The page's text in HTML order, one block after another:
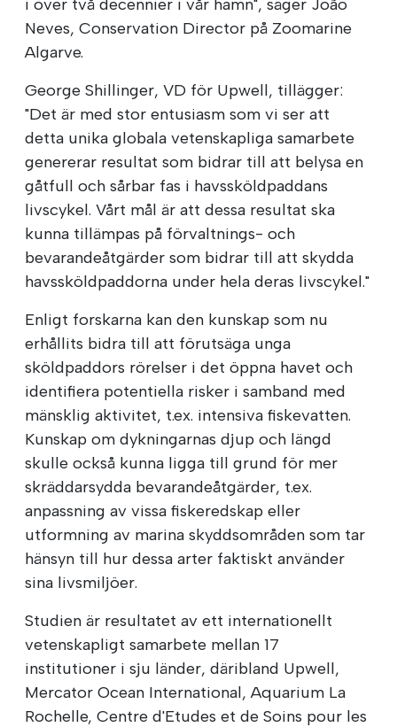
i över två decennier i vår hamn", säger João
Neves, Conservation Director på Zoomarine
Algarve.
George Shillinger, VD för Upwell, tillägger:
"Det är med stor entusiasm som vi ser att
detta unika globala vetenskapliga samarbete
genererar resultat som bidrar till att belysa en
gåtfull och sårbar fas i havssköldpaddans
livscykel. Vårt mål är att dessa resultat ska
kunna tillämpas på förvaltnings- och
bevarandeåtgärder som bidrar till att skydda
havssköldpaddorna under hela deras livscykel."
Enligt forskarna kan den kunskap som nu
erhållits bidra till att förutsäga unga
sköldpaddors rörelser i det öppna havet och
identifiera potentiella risker i samband med
mänsklig aktivitet, t.ex. intensiva fiskevatten.
Kunskap om dykningarnas djup och längd
skulle också kunna ligga till grund för mer
skräddarsydda bevarandeåtgärder, t.ex.
anpassning av vissa fiskeredskap eller
utformning av marina skyddsområden som tar
hänsyn till hur dessa arter faktiskt använder
sina livsmiljöer.
Studien är resultatet av ett internationellt
vetenskapligt samarbete mellan 17
institutioner i sju länder, däribland Upwell,
Mercator Ocean International, Aquarium La
Rochelle, Centre d'Etudes et de Soins pour les